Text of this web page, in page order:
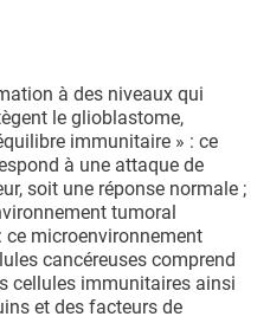
à des niveaux qui
le glioblastome,
immunitaire » : ce
à une attaque de
soit une réponse normale ;
tumoral
microenvironnement
cancéreuses comprend
cellules immunitaires ainsi
et des facteurs de